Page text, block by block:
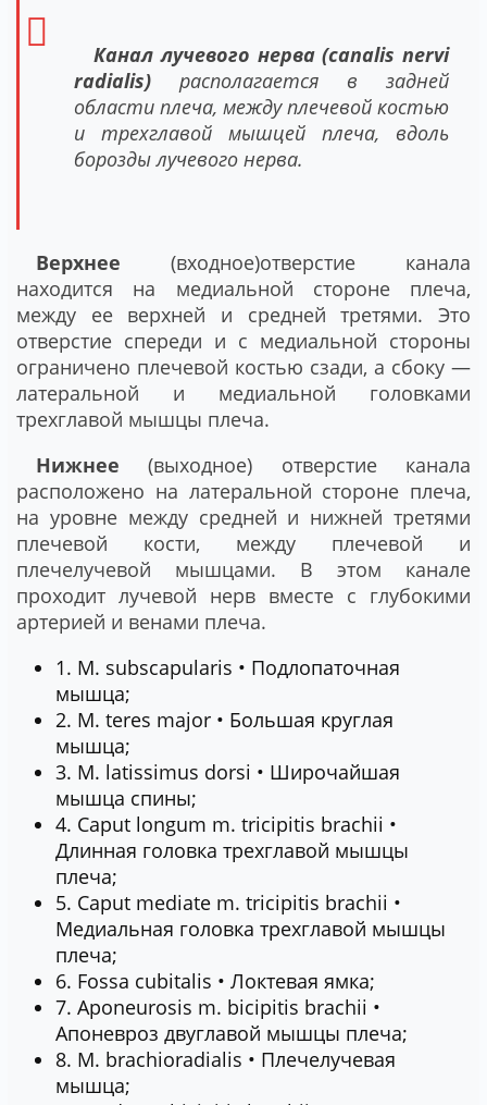
Канал лучевого нерва (canalis nervi
radialis) располагается в задней
области плеча, между плечевой костью
и трехглавой мышцей плеча, вдоль
борозды лучевого нерва.
Верхнее (входное)отверстие канала
находится на медиальной стороне плеча,
между ее верхней и средней третями. Это
отверстие спереди и с медиальной стороны
ограничено плечевой костью сзади, а сбоку —
латеральной и медиальной головками
трехглавой мышцы плеча.
Нижнее (выходное) отверстие канала
расположено на латеральной стороне плеча,
на уровне между средней и нижней третями
плечевой кости, между плечевой и
плечелучевой мышцами. В этом канале
проходит лучевой нерв вместе с глубокими
артерией и венами плеча.
1. М. subscapularis • Подлопаточная
мышца;
2. М. teres major • Большая круглая
мышца;
3. М. latissimus dorsi • Широчайшая
мышца спины;
4. Caput longum m. tricipitis brachii •
Длинная головка трехглавой мышцы
плеча;
5. Caput mediate m. tricipitis brachii •
Медиальная головка трехглавой мышцы
плеча;
6. Fossa cubitalis • Локтевая ямка;
7. Aponeurosis m. bicipitis brachii •
Апоневроз двуглавой мышцы плеча;
8. М. brachioradialis • Плечелучевая
мышца;